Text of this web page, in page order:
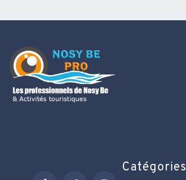
Catégories